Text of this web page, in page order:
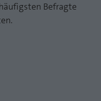
Befragte